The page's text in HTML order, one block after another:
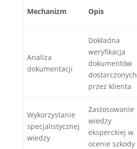
Mechanizm Opis
Analiza
dokumentacji
Dokładna
weryfikacja
dokumentów
dostarczonych
przez klienta
Wykorzystanie
specjalistycznej
wiedzy
Zastosowanie
wiedzy
eksperckiej w
ocenie szkody